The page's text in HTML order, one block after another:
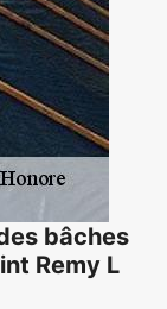
bâches
Remy L